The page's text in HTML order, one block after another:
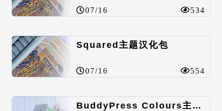
07/16 534
Squared主题汉化包
07/16 554
BuddyPress Colours主题汉化包